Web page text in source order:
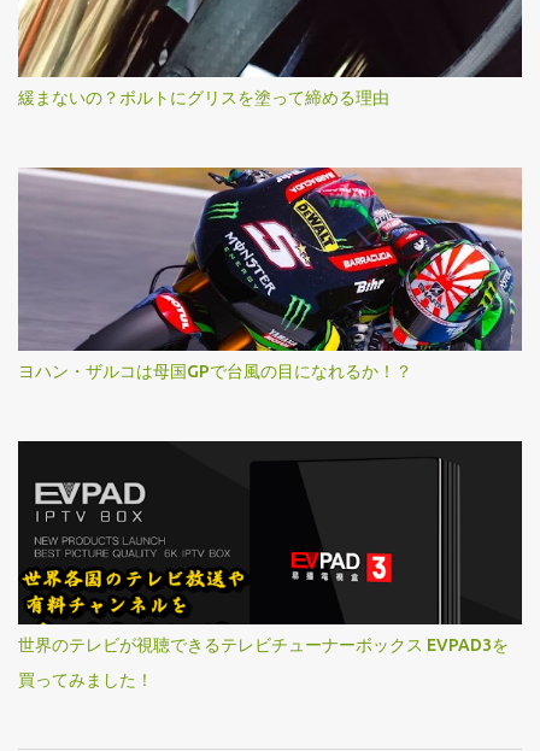
緩まないの？ボルトにグリスを塗って締める理由
ヨハン・ザルコは母国GPで台風の目になれるか！？
世界のテレビが視聴できるテレビチューナーボックス EVPAD3を
買ってみました！